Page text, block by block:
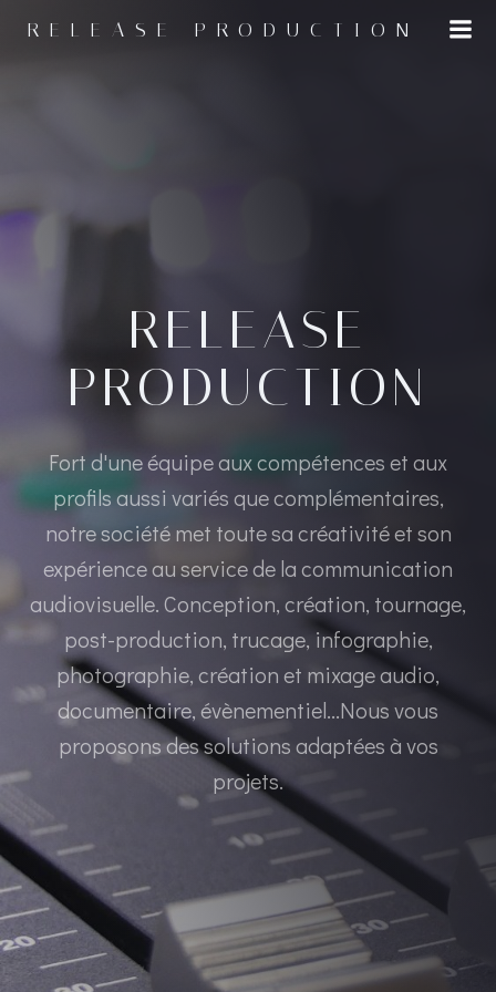
RELEASE PRODUCTION
RELEASE
PRODUCTION
Fort d'une équipe aux compétences et aux
profils aussi variés que complémentaires,
notre société met toute sa créativité et son
expérience au service de la communication
audiovisuelle. Conception, création, tournage,
post-production, trucage, infographie,
photographie, création et mixage audio,
documentaire, évènementiel...Nous vous
proposons des solutions adaptées à vos
projets.